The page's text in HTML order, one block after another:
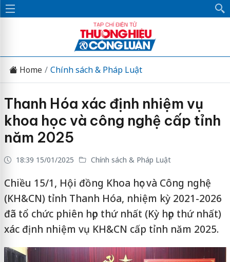
Home Chính sách & Pháp Luật
Thanh Hóa xác định nhiệm vụ
khoa học và công nghệ cấp tỉnh
năm 2025
18:39 15/01/2025 Chính sách & Pháp Luật
Chiều 15/1, Hội đồng Khoa học và Công nghệ
(KH&CN) tỉnh Thanh Hóa, nhiệm kỳ 2021-2026
đã tổ chức phiên họp thứ nhất (Kỳ họp thứ nhất)
xác định nhiệm vụ KH&CN cấp tỉnh năm 2025.